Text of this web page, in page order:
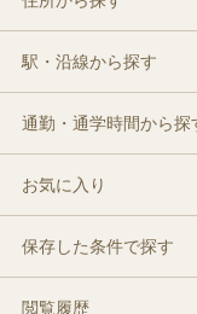
駅・沿線から探す
通勤・通学時間から探
お気に入り
保存した条件で探す
閲覧履歴